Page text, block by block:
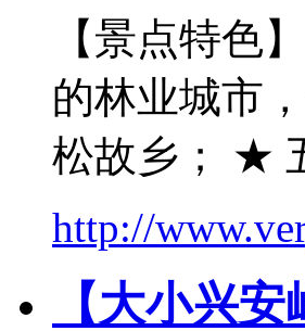
【景点特色
的林业城市
松故乡； ★
http://
【大小兴